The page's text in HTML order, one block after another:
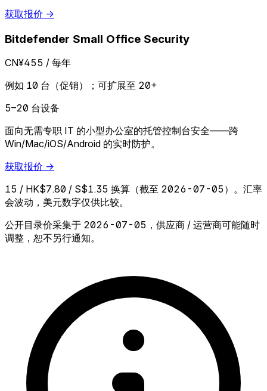
获取报价 →
Bitdefender Small Office Security
CN¥455 / 每年
例如 10 台（促销）；可扩展至 20+
5–20 台设备
面向无需专职 IT 的小型办公室的托管控制台安全——跨
Win/Mac/iOS/Android 的实时防护。
获取报价 →
15 / HK$7.80 / S$1.35 换算（截至 2026-07-05）。汇率
会波动，美元数字仅供比较。
公开目录价采集于 2026-07-05，供应商 / 运营商可能随时
调整，恕不另行通知。